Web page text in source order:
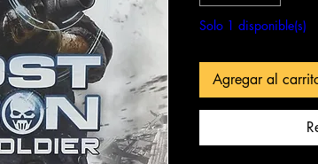
Vista rápida
In-Store & Online
PlayStation 2 - EA Sports NBA
Live 06
Vista
PlayStation 2 -
Collection
Solo 1 disponible(s)
Agregar al